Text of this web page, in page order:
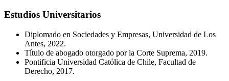
Estudios Universitarios
Diplomado en Sociedades y Empresas, Universidad de Los
Antes, 2022.
Título de abogado otorgado por la Corte Suprema, 2019.
Pontificia Universidad Católica de Chile, Facultad de
Derecho, 2017.